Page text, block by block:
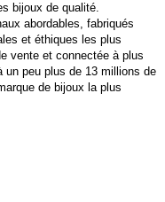
bijoux de qualité.
abordables, fabriqués
et éthiques les plus
vente et connectée à plus
un peu plus de 13 millions de
de bijoux la plus